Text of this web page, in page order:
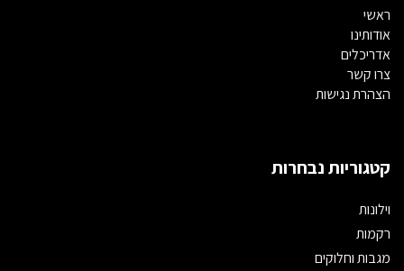
ראשי
אודותינו
אדריכלים
צרו קשר
הצהרת נגישות
קטגוריות נבחרות
וילונות
רקמות
מגבות וחלוקים